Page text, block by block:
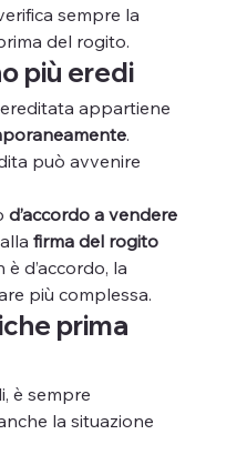
sempre la
del rogito.
più eredi
appartiene
.
può avvenire
d’accordo a vendere
firma del rogito
d’accordo, la
più complessa.
prima
è sempre
la situazione